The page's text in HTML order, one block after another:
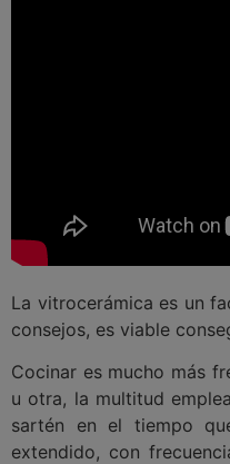
La vitrocerámica es un
consejos, es viable
Cocinar es mucho más
u otra, la multitud
sartén en el tiempo
extendido, con